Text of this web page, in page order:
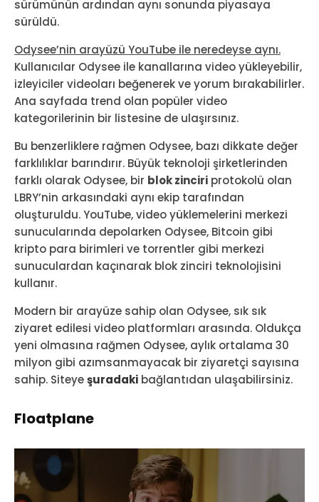
sürümünün ardından aynı sonunda piyasaya
sürüldü.
Odysee’nin arayüzü YouTube ile neredeyse aynı.
Kullanıcılar Odysee ile kanallarına video yükleyebilir,
izleyiciler videoları beğenerek ve yorum bırakabilirler.
Ana sayfada trend olan popüler video
kategorilerinin bir listesine de ulaşırsınız.
Bu benzerliklere rağmen Odysee, bazı dikkate değer
farklılıklar barındırır. Büyük teknoloji şirketlerinden
farklı olarak Odysee, bir blok zinciri protokolü olan
LBRY’nin arkasındaki aynı ekip tarafından
oluşturuldu. YouTube, video yüklemelerini merkezi
sunucularında depolarken Odysee, Bitcoin gibi
kripto para birimleri ve torrentler gibi merkezi
sunuculardan kaçınarak blok zinciri teknolojisini
kullanır.
Modern bir arayüze sahip olan Odysee, sık sık
ziyaret edilesi video platformları arasında. Oldukça
yeni olmasına rağmen Odysee, aylık ortalama 30
milyon gibi azımsanmayacak bir ziyaretçi sayısına
sahip. Siteyeşuradaki bağlantıdan ulaşabilirsiniz.
Floatplane